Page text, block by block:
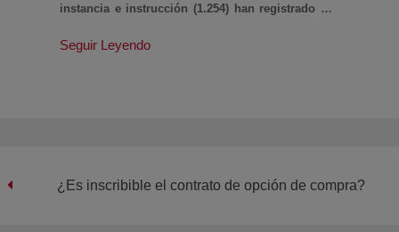
instancia e instrucción (1.254) han registrado un
2018, según datos de la Cúpula Judicial.
Seguir Leyendo
¿Es inscribible el contrato de opción de compra?